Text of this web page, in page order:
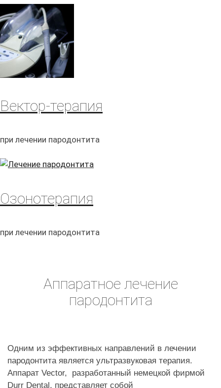
Вектор-терапия
при лечении пародонтита
Озонотерапия
при лечении пародонтита
Аппаратное лечение
пародонтита
Одним из эффективных направлений в лечении
пародонтита является ультразвуковая терапия.
Аппарат Vector, разработанный немецкой фирмой
Durr Dental, представляет собой